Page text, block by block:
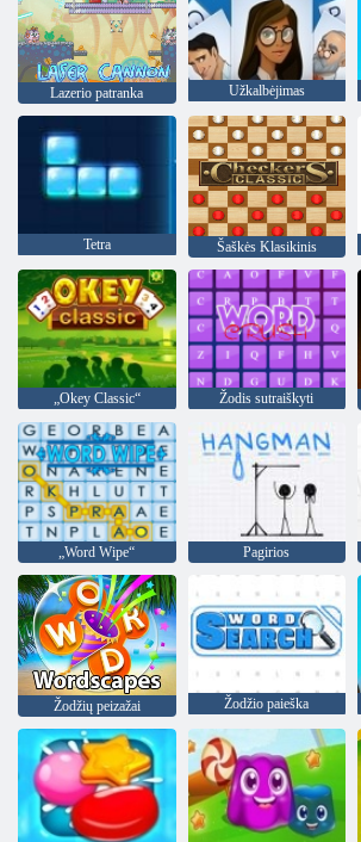
Lazerio patranka Užkalbėjimas
Tetra Šaškės Klasikinis
„Okey Classic“ Žodis sutraiškyti
„Word Wipe“ Pagirios
Žodžių peizažai Žodžio paieška